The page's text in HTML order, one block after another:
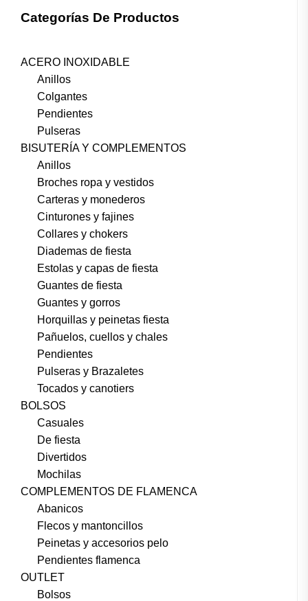
Categorías De Productos
ACERO INOXIDABLE
Anillos
Colgantes
Pendientes
Pulseras
BISUTERÍA Y COMPLEMENTOS
Anillos
Broches ropa y vestidos
Carteras y monederos
Cinturones y fajines
Collares y chokers
Diademas de fiesta
Estolas y capas de fiesta
Guantes de fiesta
Guantes y gorros
Horquillas y peinetas fiesta
Pañuelos, cuellos y chales
Pendientes
Pulseras y Brazaletes
Tocados y canotiers
BOLSOS
Casuales
De fiesta
Divertidos
Mochilas
COMPLEMENTOS DE FLAMENCA
Abanicos
Flecos y mantoncillos
Peinetas y accesorios pelo
Pendientes flamenca
OUTLET
Bolsos